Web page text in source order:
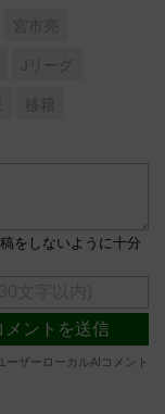
宮市亮
Jリーグ
移籍